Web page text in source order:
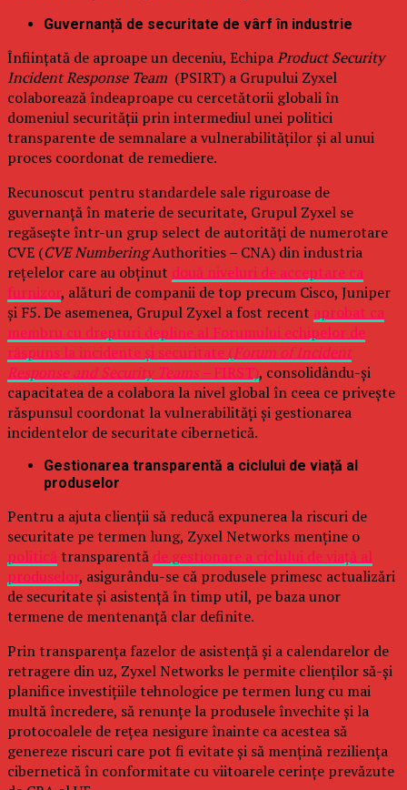
Guvernanță de securitate de vârf în industrie
Înființată de aproape un deceniu, EchipaProduct Security
Incident Response Team (PSIRT) a Grupului Zyxel
colaborează îndeaproape cu cercetătorii globali în
domeniul securității prin intermediul unei politici
transparente de semnalare a vulnerabilităților și al unui
proces coordonat de remediere.
Recunoscut pentru standardele sale riguroase de
guvernanță în materie de securitate, Grupul Zyxel se
regăsește într-un grup select de autorități de numerotare
CVE (CVE NumberingAuthorities – CNA) din industria
rețelelor care au obținut două niveluri de acceptare ca
furnizor, alături de companii de top precum Cisco, Juniper
și F5. De asemenea, Grupul Zyxel a fost recent aprobat ca
membru cu drepturi depline al Forumului echipelor de
răspuns la incidente și securitate (Forum of Incident
Response and Security Teams –FIRST), consolidându-și
capacitatea de a colabora la nivel global în ceea ce privește
răspunsul coordonat la vulnerabilități și gestionarea
incidentelor de securitate cibernetică.
Gestionarea transparentă a ciclului de viață al
produselor
Pentru a ajuta clienții să reducă expunerea la riscuri de
securitate pe termen lung, Zyxel Networks menține o
politică transparentă de gestionare a ciclului de viață al
produselor, asigurându-se că produsele primesc actualizări
de securitate și asistență în timp util, pe baza unor
termene de mentenanță clar definite.
Prin transparența fazelor de asistență și a calendarelor de
retragere din uz, Zyxel Networks le permite clienților să-și
planifice investițiile tehnologice pe termen lung cu mai
multă încredere, să renunțe la produsele învechite și la
protocoalele de rețea nesigure înainte ca acestea să
genereze riscuri care pot fi evitate și să mențină reziliența
cibernetică în conformitate cu viitoarele cerințe prevăzute